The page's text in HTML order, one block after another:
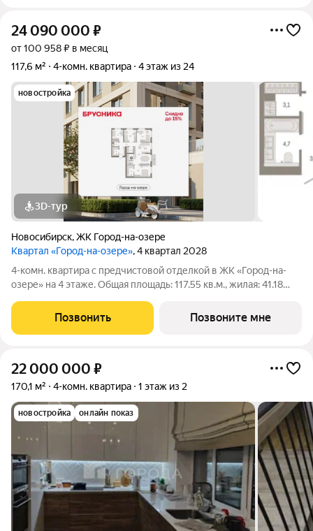
24 090 000 ₽
от 100 958 ₽ в месяц
117,6 м²
4-комн. квартира 4 этаж из 24
новостройка
3D-тур
Новосибирск,ЖК Город-на-озере
Квартал «Город-на-озере», 4 квартал 2028
4-комн. квартира с предчистовой отделкой в ЖК «Город-на-
озере» на 4 этаже. Общая площадь: 117.55 кв.м., жилая: 41.18
потолков 3.0 м. Квартира с кухней-гостиной и четырьмя
спальнями в
Позвонить Позвоните мне
22 000 000 ₽
170,1 м² 4-комн. квартира 1 этаж из 2
новостройка онлайн показ